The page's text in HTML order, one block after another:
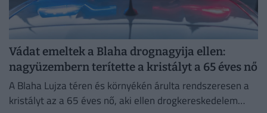
Vádat emeltek a Blaha drognagyija ellen:
nagyüzembern terítette a kristályt a 65 éves nő
A Blaha Lujza téren és környékén árulta rendszeresen a
kristályt az a 65 éves nő, aki ellen drogkereskedelem